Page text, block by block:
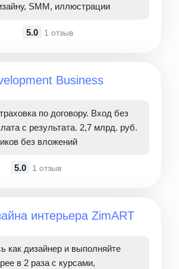
SMM, иллюстрации
5.0 1 отзыв
Business
по договору. Вход без
с результата. 2,7 млрд. руб.
без вложений
5.0 1 отзыв
интерьера ZimART
как дизайнер и выполняйте
в 2 раза c курсами,